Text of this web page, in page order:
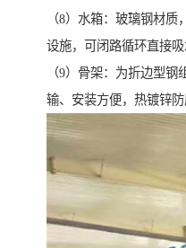
（8）水箱：玻璃钢材
设施，可闭路循环直接吸
（9）骨架：为折边型
输、安装方便，热镀锌防